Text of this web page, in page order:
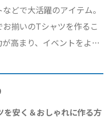
ぴったりなデザイン例も
す。
どで大活躍のアイテム。
お揃いのTシャツを作るこ
が高まり、イベントをより
ラスTシャツ デザイン」
れ」「クラスティーシャ
のキーワードを意識しなが
仕上げるコツやコスパよ
を安く＆おしゃれに作る方